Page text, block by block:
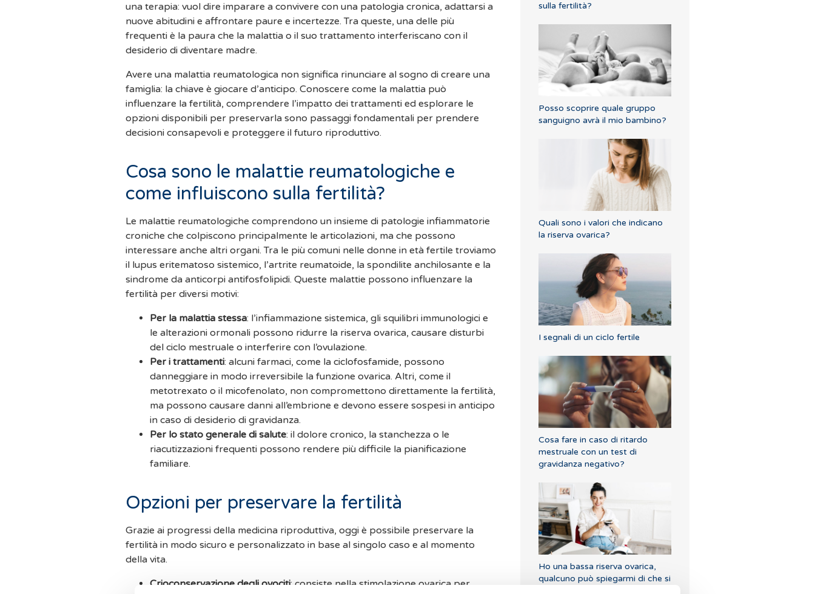
una terapia: vuol dire imparare a convivere con una patologia cronica, adattarsi a
nuove abitudini e affrontare paure e incertezze. Tra queste, una delle più
frequenti è la paura che la malattia o il suo trattamento interferiscano con il
desiderio di diventare madre.
Avere una malattia reumatologica non significa rinunciare al sogno di creare una
famiglia: la chiave è giocare d’anticipo. Conoscere come la malattia può
influenzare la fertilità, comprendere l’impatto dei trattamenti ed esplorare le
opzioni disponibili per preservarla sono passaggi fondamentali per prendere
decisioni consapevoli e proteggere il futuro riproduttivo.
Cosa sono le malattie reumatologiche e
come influiscono sulla fertilità?
Le malattie reumatologiche comprendono un insieme di patologie infiammatorie
croniche che colpiscono principalmente le articolazioni, ma che possono
interessare anche altri organi. Tra le più comuni nelle donne in età fertile troviamo
il lupus eritematoso sistemico, l’artrite reumatoide, la spondilite anchilosante e la
sindrome da anticorpi antifosfolipidi. Queste malattie possono influenzare la
fertilità per diversi motivi:
Per la malattia stessa: l’infiammazione sistemica, gli squilibri immunologici e
le alterazioni ormonali possono ridurre la riserva ovarica, causare disturbi
del ciclo mestruale o interferire con l’ovulazione.
Per i trattamenti: alcuni farmaci, come la ciclofosfamide, possono
danneggiare in modo irreversibile la funzione ovarica. Altri, come il
metotrexato o il micofenolato, non compromettono direttamente la fertilità,
ma possono causare danni all’embrione e devono essere sospesi in anticipo
in caso di desiderio di gravidanza.
Per lo stato generale di salute: il dolore cronico, la stanchezza o le
riacutizzazioni frequenti possono rendere più difficile la pianificazione
familiare.
Opzioni per preservare la fertilità
Grazie ai progressi della medicina riproduttiva, oggi è possibile preservare la
fertilità in modo sicuro e personalizzato in base al singolo caso e al momento
della vita.
Crioconservazione degli ovociti: consiste nella stimolazione ovarica per
sulla fertilità?
Posso scoprire quale gruppo
sanguigno avrà il mio bambino?
Quali sono i valori che indicano
la riserva ovarica?
I segnali di un ciclo fertile
Cosa fare in caso di ritardo
mestruale con un test di
gravidanza negativo?
Ho una bassa riserva ovarica,
qualcuno può spiegarmi di che si